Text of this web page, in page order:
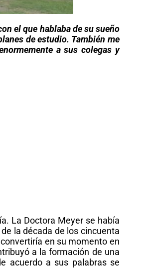
el que hablaba de su sueño
de estudio. También me
a sus colegas y
La Doctora Meyer se había
la década de los cincuenta
en su momento en
a la formación de una
acuerdo a sus palabras se